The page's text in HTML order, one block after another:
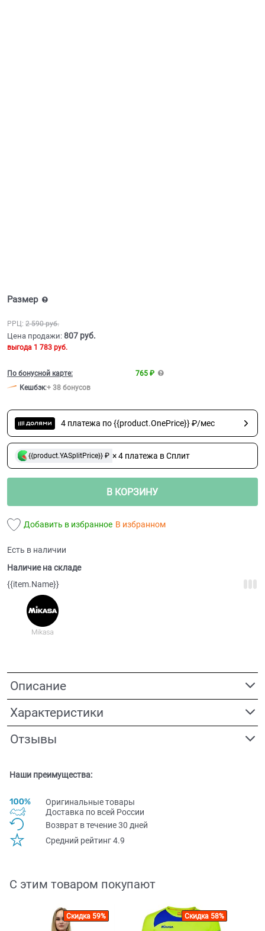
Размер
РРЦ: 2 590 руб.
Цена продажи: 807 руб.
выгода 1 783 руб.
По бонусной карте:
765 ₽
Кешбэк:+ 38 бонусов
4 платежа по {{product.OnePrice}} ₽/мес
{{product.YASplitPrice}} ₽ × 4 платежа в Сплит
В КОРЗИНУ
Добавить в избранное В избранном
Есть в наличии
Наличие на складе
{{item.Name}}
Описание
Характеристики
Отзывы
Наши преимущества:
Оригинальные товары
Доставка по всей Pоссии
Возврат в течение 30 дней
Средний рейтинг 4.9
С этим товаром покупают
Скидка 59% Скидка 58%